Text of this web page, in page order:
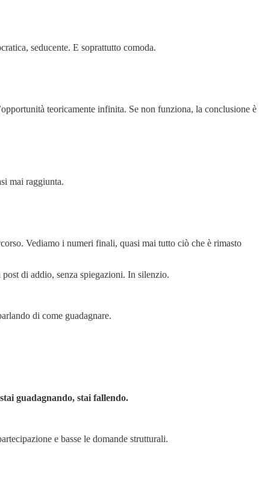
seducente. E soprattutto comoda.
teoricamente infinita. Se non funziona, la conclusione è
mai raggiunta.
Vediamo i numeri finali, quasi mai tutto ciò che è rimasto
di addio, senza spiegazioni. In silenzio.
di come guadagnare.
guadagnando, stai fallendo.
e basse le domande strutturali.